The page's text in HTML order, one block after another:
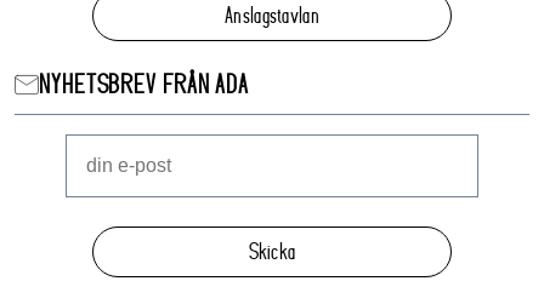
Anslagstavlan
NYHETSBREV FRÅN ADA
Skicka